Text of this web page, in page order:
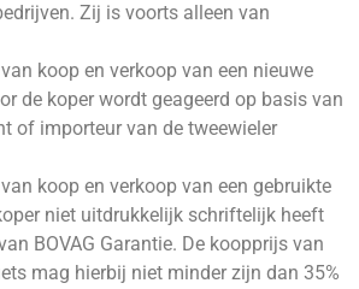
Zij is voorts alleen van
koop en verkoop van een nieuwe
de koper wordt geageerd op basis van
of importeur van de tweewieler
koop en verkoop van een gebruikte
niet uitdrukkelijk schriftelijk heeft
BOVAG Garantie. De koopprijs van
mag hierbij niet minder zijn dan 35%